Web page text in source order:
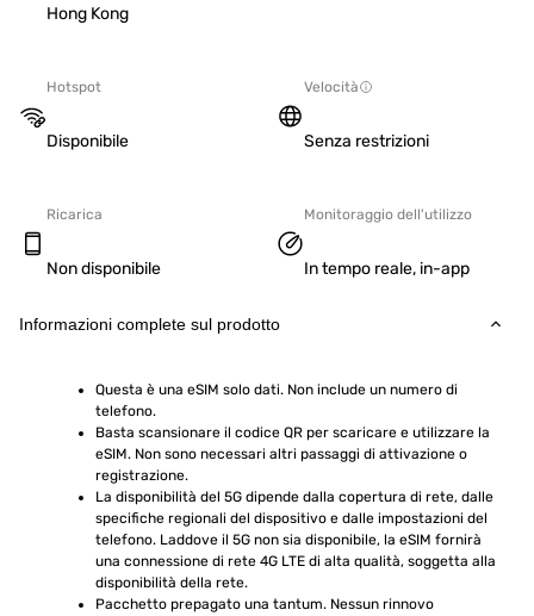
Hong Kong
Hotspot
Disponibile
Velocità
Senza restrizioni
Ricarica
Non disponibile
Monitoraggio dell'utilizzo
In tempo reale, in-app
Informazioni complete sul prodotto
Questa è una eSIM solo dati. Non include un numero di
telefono.
Basta scansionare il codice QR per scaricare e utilizzare la
eSIM. Non sono necessari altri passaggi di attivazione o
registrazione.
La disponibilità del 5G dipende dalla copertura di rete, dalle
specifiche regionali del dispositivo e dalle impostazioni del
telefono. Laddove il 5G non sia disponibile, la eSIM fornirà
una connessione di rete 4G LTE di alta qualità, soggetta alla
disponibilità della rete.
Pacchetto prepagato una tantum. Nessun rinnovo